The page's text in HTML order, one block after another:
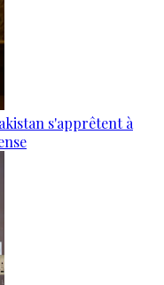
s'apprêtent à